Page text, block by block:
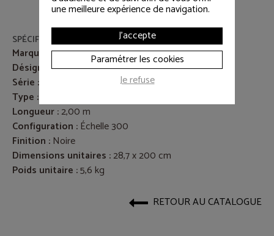
SPÉCIFICATIONS
Marque :
ASD
Désignation :Poutre EX29200
Série :
Type :
Longueur :2,00 m
Configuration :Échelle 300
Finition :Noire
Dimensions unitaires :28,7 x 200 cm
Poids unitaire :5,6 kg
RETOUR AU CATALOGUE
une meilleure expérience de navigation.
J'accepte
Paramétrer les cookies
Je refuse